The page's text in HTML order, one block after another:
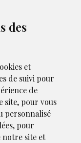
des
et
de suivi pour
de
site, pour vous
personnalisé
pour
notre site et
présentiels,
2020/89171.3
sociaux